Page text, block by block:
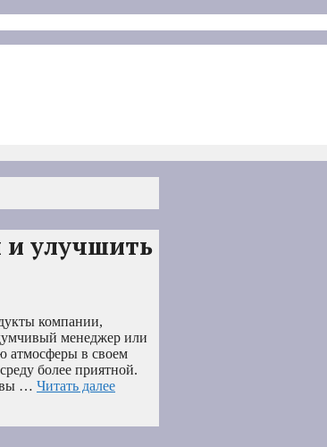
и улучшить
компании,
менеджер или
атмосферы в своем
более приятной.
вы … Читать далее